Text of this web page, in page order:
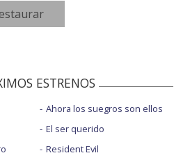
ESTRENOS
Ahora los suegros son ellos
El ser querido
Resident Evil